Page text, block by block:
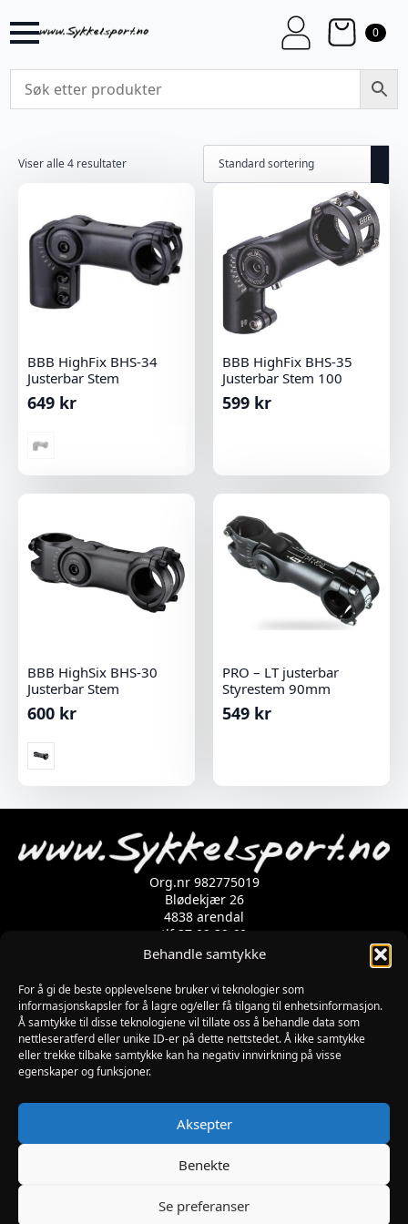
Behandle samtykke
For å gi de beste opplevelsene bruker vi teknologier som
informasjonskapsler for å lagre og/eller få tilgang til enhetsinformasjon.
Å samtykke til disse teknologiene vil tillate oss å behandle data som
nettleseratferd eller unike ID-er på dette nettstedet. Å ikke samtykke
eller trekke tilbake samtykke kan ha negativ innvirkning på visse
egenskaper og funksjoner.
Aksepter
Benekte
Se preferanser
0
Viser alle 4 resultater
BBB HighFix BHS-34
Justerbar Stem
649 kr
BBB HighFix BHS-35
Justerbar Stem 100
599 kr
BBB HighSix BHS-30
Justerbar Stem
600 kr
PRO – LT justerbar
Styrestem 90mm
549 kr
Org.nr 982775019
Blødekjær 26
4838 arendal
tlf 37 02 39 60
Kontaktskjema
Åpningstider
MANDAG-FREDAG: 09:00-17:00
LØRDAG: 10:00-15:00
SØNDAG: STENGT
PÅSKEAFTEN OG PINSEAFTEN : 10:00-13:00
Informasjon
MIN SIDE
KJØPSBETINGELSER
Utviklet av Digipos AS – Arendal Copyright 2026